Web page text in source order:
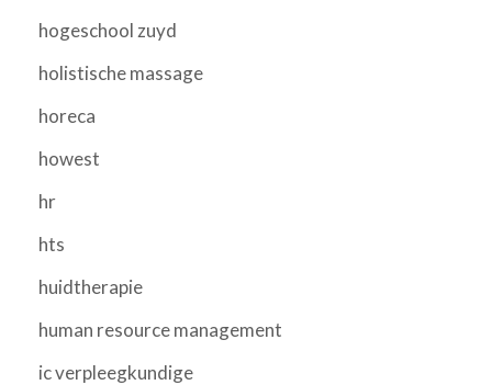
hogeschool zuyd
holistische massage
horeca
howest
hr
hts
huidtherapie
human resource management
ic verpleegkundige